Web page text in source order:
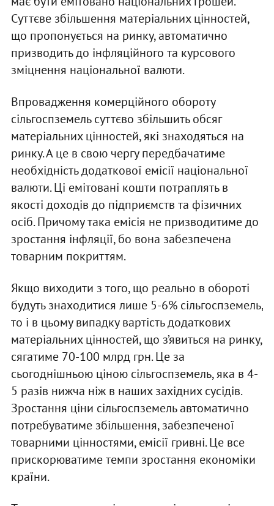
Суттєве збільшення матеріальних цінностей,
що пропонується на ринку, автоматично
призводить до інфляційного та курсового
зміцнення національної валюти.
Впровадження комерційного обороту
сільгоспземель суттєво збільшить обсяг
матеріальних цінностей, які знаходяться на
ринку. А це в свою чергу передбачатиме
необхідність додаткової емісії національної
валюти. Ці емітовані кошти потраплять в
якості доходів до підприємств та фізичних
осіб. Причому така емісія не призводитиме до
зростання інфляції, бо вона забезпечена
товарним покриттям.
Якщо виходити з того, що реально в обороті
будуть знаходитися лише 5-6% сільгоспземель,
то і в цьому випадку вартість додаткових
матеріальних цінностей, що з’явиться на ринку,
сягатиме 70-100 млрд грн. Це за
сьогоднішньою ціною сільгоспземель, яка в 4-
5 разів нижча ніж в наших західних сусідів.
Зростання ціни сільгоспземель автоматично
потребуватиме збільшення, забезпеченої
товарними цінностями, емісії гривні. Це все
прискорюватиме темпи зростання економіки
країни.